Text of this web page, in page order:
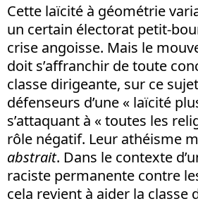
Cette laïcité à géométrie
un certain électorat petit-
crise angoisse. Mais le
doit s’affranchir de toute
classe dirigeante, sur ce
défenseurs d’une « laïcité
s’attaquant à « toutes les
rôle négatif. Leur athéisme
abstrait. Dans le contexte
raciste permanente contre
cela revient à aider la classe